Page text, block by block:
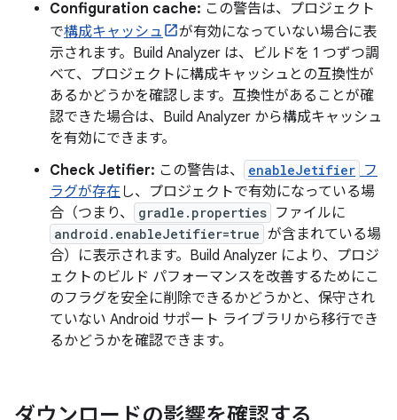
Configuration cache: この警告は、プロジェクト
で構成キャッシュ
が有効になっていない場合に表
示されます。Build Analyzer は、ビルドを 1 つずつ調
べて、プロジェクトに構成キャッシュとの互換性が
あるかどうかを確認します。互換性があることが確
認できた場合は、Build Analyzer から構成キャッシュ
を有効にできます。
Check Jetifier: この警告は、 enableJetifier フ
ラグが存在 し、プロジェクトで有効になっている場
合（つまり、
gradle.properties ファイルに
android.enableJetifier=true が含まれている場
合）に表示されます。Build Analyzer により、プロジ
ェクトのビルド パフォーマンスを改善するためにこ
のフラグを安全に削除できるかどうかと、保守され
ていない Android サポート ライブラリから移行でき
るかどうかを確認できます。